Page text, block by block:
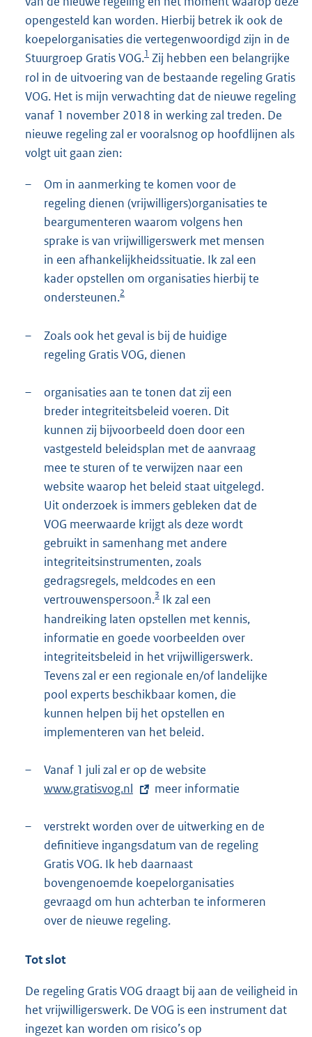
opengesteld kan worden. Hierbij betrek ik ook de
koepelorganisaties die vertegenwoordigd zijn in de
Stuurgroep Gratis VOG.1 Zij hebben een belangrijke
rol in de uitvoering van de bestaande regeling Gratis
VOG. Het is mijn verwachting dat de nieuwe regeling
vanaf 1 november 2018 in werking zal treden. De
nieuwe regeling zal er vooralsnog op hoofdlijnen als
volgt uit gaan zien:
–
Om in aanmerking te komen voor de
regeling dienen (vrijwilligers)organisaties te
beargumenteren waarom volgens hen
sprake is van vrijwilligerswerk met mensen
in een afhankelijkheidssituatie. Ik zal een
kader opstellen om organisaties hierbij te
ondersteunen.2
–
Zoals ook het geval is bij de huidige
regeling Gratis VOG, dienen
–
organisaties aan te tonen dat zij een
breder integriteitsbeleid voeren. Dit
kunnen zij bijvoorbeeld doen door een
vastgesteld beleidsplan met de aanvraag
mee te sturen of te verwijzen naar een
website waarop het beleid staat uitgelegd.
Uit onderzoek is immers gebleken dat de
VOG meerwaarde krijgt als deze wordt
gebruikt in samenhang met andere
integriteitsinstrumenten, zoals
gedragsregels, meldcodes en een
vertrouwenspersoon.3 Ik zal een
handreiking laten opstellen met kennis,
informatie en goede voorbeelden over
integriteitsbeleid in het vrijwilligerswerk.
Tevens zal er een regionale en/of landelijke
pool experts beschikbaar komen, die
kunnen helpen bij het opstellen en
implementeren van het beleid.
– Vanaf 1 juli zal er op de website
x
e
r
e
l
www.gratisvog.nl meer informatie
–
verstrekt worden over de uitwerking en de
definitieve ingangsdatum van de regeling
Gratis VOG. Ik heb daarnaast
bovengenoemde koepelorganisaties
gevraagd om hun achterban te informeren
over de nieuwe regeling.
Tot slot
De regeling Gratis VOG draagt bij aan de veiligheid in
het vrijwilligerswerk. De VOG is een instrument dat
ingezet kan worden om risico’s op